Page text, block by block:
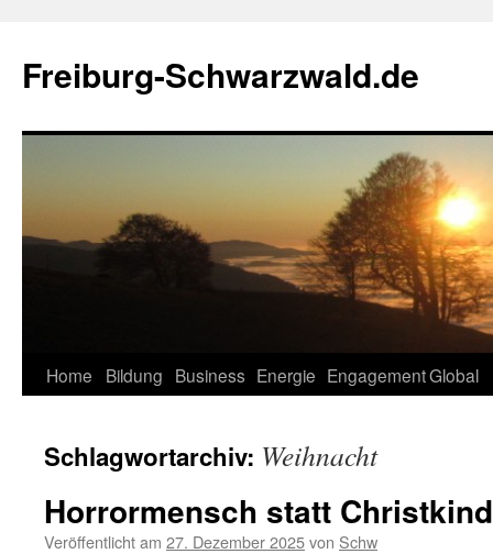
springen
Freiburg-Schwarzwald.de
Home Bildung Business Energie EngagementGlobal
Schlagwortarchiv: Weihnacht
Horrormensch statt Christkind
Veröffentlicht am 27. Dezember 2025von Schw